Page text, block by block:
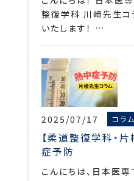
整復学科 川﨑先生
いたします！ …
2025/07/17 コラム
【柔道整復学科・
症予防
こんにちは、日本医